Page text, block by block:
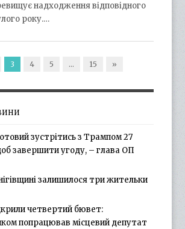
надходження відповідного
року.…
3 4 5 … 15 »
зустрітись з Трампом 27
завершити угоду, – глава ОП
залишилося три жительки
четвертий бювет:
попрацював місцевий депутат